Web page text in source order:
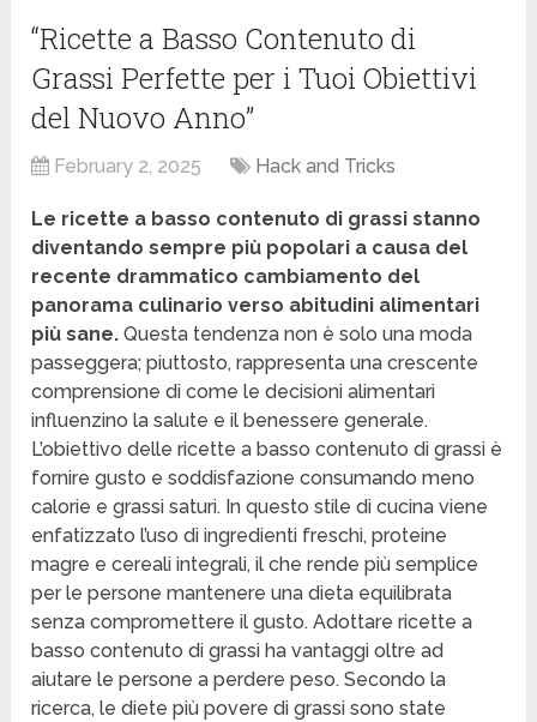
“Ricette a Basso Contenuto di
Grassi Perfette per i Tuoi Obiettivi
del Nuovo Anno”
February 2, 2025 Hack and Tricks
Le ricette a basso contenuto di grassi stanno
diventando sempre più popolari a causa del
recente drammatico cambiamento del
panorama culinario verso abitudini alimentari
più sane. Questa tendenza non è solo una moda
passeggera; piuttosto, rappresenta una crescente
comprensione di come le decisioni alimentari
influenzino la salute e il benessere generale.
L’obiettivo delle ricette a basso contenuto di grassi è
fornire gusto e soddisfazione consumando meno
calorie e grassi saturi. In questo stile di cucina viene
enfatizzato l’uso di ingredienti freschi, proteine
magre e cereali integrali, il che rende più semplice
per le persone mantenere una dieta equilibrata
senza compromettere il gusto. Adottare ricette a
basso contenuto di grassi ha vantaggi oltre ad
aiutare le persone a perdere peso. Secondo la
ricerca, le diete più povere di grassi sono state